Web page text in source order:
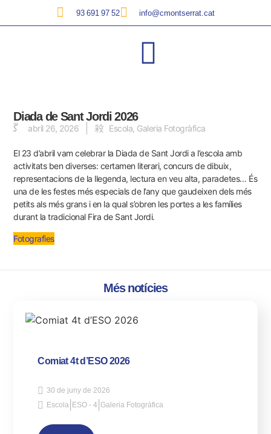
93 691 97 52 info@cmontserrat.cat
Diada de Sant Jordi 2026
abril 26, 2026 Escola Galeria Fotogràfica
El 23 d’abril vam celebrar la Diada de Sant Jordi a l’escola amb
activitats ben diverses: certamen literari, concurs de dibuix,
representacions de la llegenda, lectura en veu alta, paradetes… És
una de les festes més especials de l’any que gaudeixen dels més
petits als més grans i en la qual s’obren les portes a les famílies
durant la tradicional Fira de Sant Jordi.
Fotografies
Més notícies
Comiat 4t d’ESO 2026
30 de juny de 2026
Escola ESO - 4 |Galeria Fotogràfica